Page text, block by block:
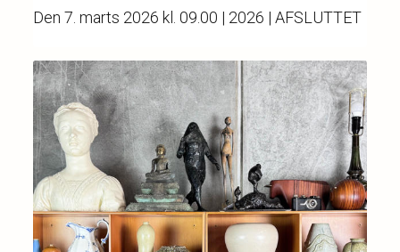
Den7. marts 2026 kl. 09.00 | 2026 | AFSLUTTET